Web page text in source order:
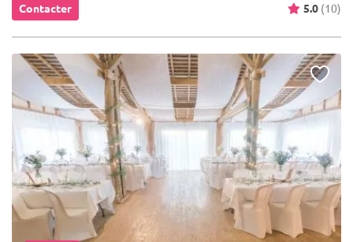
Contacter 5.0 (10)